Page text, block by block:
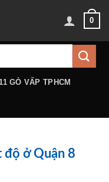
0
GÒ VẤP TPHCM
độ ở Quận 8